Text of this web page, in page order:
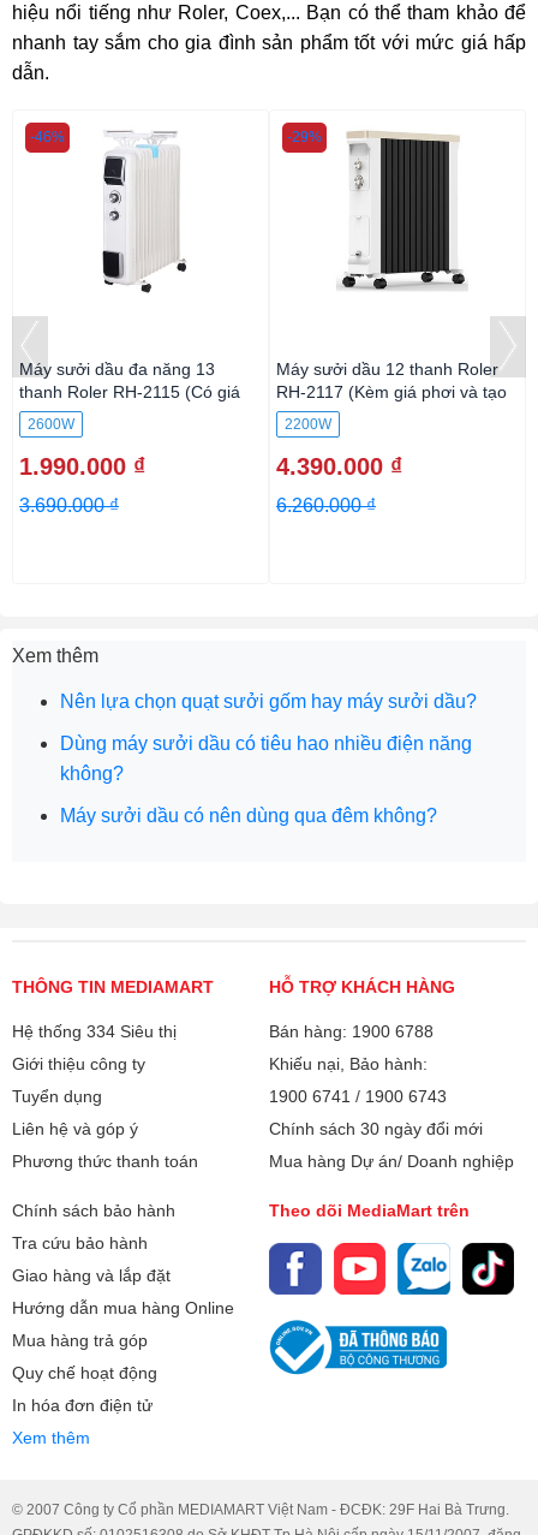
hiệu nổi tiếng như Roler, Coex,... Bạn có thể tham khảo để
nhanh tay sắm cho gia đình sản phẩm tốt với mức giá hấp
dẫn.
Máy sưởi dầu đa năng 13
thanh Roler RH-2115 (Có giá
phơi và hộp nước tạo ẩm)
2600W
1.990.000 ₫
3.690.000 ₫
-46%
Máy sưởi dầu 12 thanh Roler
RH-2117 (Kèm giá phơi và tạo
ẩm)
2200W
4.390.000 ₫
6.260.000 ₫
-29%
Xem thêm
Nên lựa chọn quạt sưởi gốm hay máy sưởi dầu?
Dùng máy sưởi dầu có tiêu hao nhiều điện năng
không?
Máy sưởi dầu có nên dùng qua đêm không?
THÔNG TIN MEDIAMART
Hệ thống 334 Siêu thị
Giới thiệu công ty
Tuyển dụng
Liên hệ và góp ý
Phương thức thanh toán
HỖ TRỢ KHÁCH HÀNG
Bán hàng: 1900 6788
Khiếu nại, Bảo hành:
1900 6741 / 1900 6743
Chính sách 30 ngày đổi mới
Mua hàng Dự án/ Doanh nghiệp
Chính sách bảo hành
Tra cứu bảo hành
Giao hàng và lắp đặt
Hướng dẫn mua hàng Online
Mua hàng trả góp
Quy chế hoạt động
In hóa đơn điện tử
Xem thêm
Theo dõi MediaMart trên
© 2007 Công ty Cổ phần MEDIAMART Việt Nam - ĐCĐK: 29F Hai Bà Trưng.